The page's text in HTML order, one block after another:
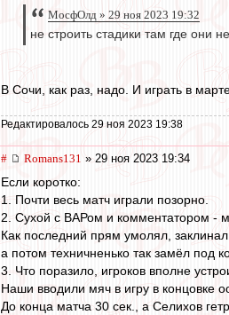
МосфОлд » 29 ноя 2023 19:32
не строить стадики там где они
В Сочи, как раз, надо. И играть в
Редактировалось 29 ноя 2023 19:38
# Romans131 » 29 ноя 2023 19:34
Если коротко:
1. Почти весь матч играли позорно.
2. Сухой с ВАРом и комментатором -
Как последний прям умолял,
а потом техничненько так замёл под
3. Что поразило, игроков вполне
Наши вводили мяч в игру в концовке
До конца матча 30 сек., а Селихов